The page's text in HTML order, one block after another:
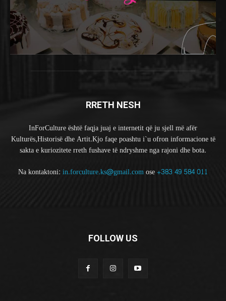
RRETH NESH
InForCulture është faqja juaj e internetit që ju sjell më afër
Kulturës,Historisë dhe Artit.Kjo faqe poashtu i`u ofron informacione të
sakta e kuriozitete rreth fushave të ndryshme nga rajoni dhe bota.
Na kontaktoni: in.forculture.ks@gmail.comose+383 49 584 011
FOLLOW US